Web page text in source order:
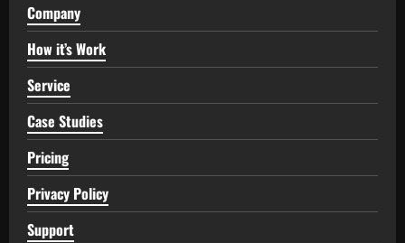
Company
How it’s Work
Service
Case Studies
Pricing
Privacy Policy
Support